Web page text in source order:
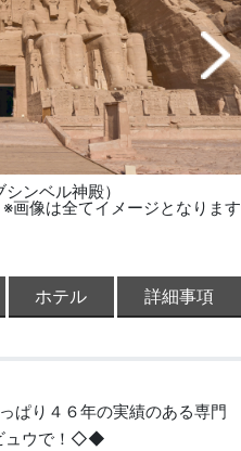
ンベル神殿）
※画像は全てイメージとなります
ホテル 詳細事項
り４６年の実績のある専門
ュウで！◇◆